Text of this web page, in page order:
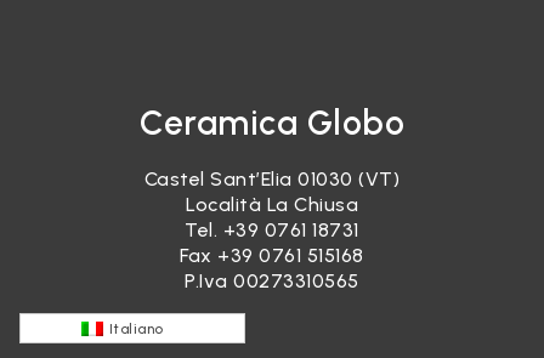
Ceramica Globo
Castel Sant’Elia 01030 (VT)
Località La Chiusa
Tel. +39 0761 18731
Fax +39 0761 515168
P.Iva 00273310565
Italiano